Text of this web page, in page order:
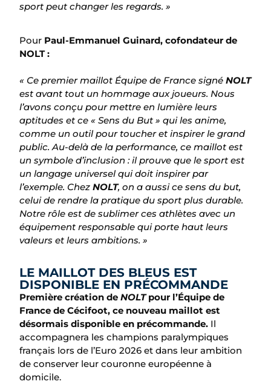
sport peut changer les regards. »
Pour Paul-Emmanuel Guinard, cofondateur de
NOLT :
« Ce premier maillot Équipe de France signé NOLT
est avant tout un hommage aux joueurs. Nous
l’avons conçu pour mettre en lumière leurs
aptitudes et ce « Sens du But » qui les anime,
comme un outil pour toucher et inspirer le grand
public. Au-delà de la performance, ce maillot est
un symbole d’inclusion : il prouve que le sport est
un langage universel qui doit inspirer par
l’exemple. Chez NOLT, on a aussi ce sens du but,
celui de rendre la pratique du sport plus durable.
Notre rôle est de sublimer ces athlètes avec un
équipement responsable qui porte haut leurs
valeurs et leurs ambitions. »
LE MAILLOT DES BLEUS EST
DISPONIBLE EN PRÉCOMMANDE
Première création de NOLTpour l’Équipe de
France de Cécifoot, ce nouveau maillot est
désormais disponible en précommande. Il
accompagnera les champions paralympiques
français lors de l’Euro 2026 et dans leur ambition
de conserver leur couronne européenne à
domicile.